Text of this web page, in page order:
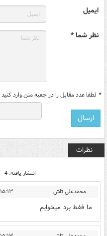
ایمیل
نظر شما *
* لطفا عدد مقابل را در جعبه متن وارد کنید
نظرات
انتشار یافته: 4
محمدعلی تاش ۱۵:۱۳ - ۱۳۹۳/۱۱/۳۰
ما ففط برد میخوایم